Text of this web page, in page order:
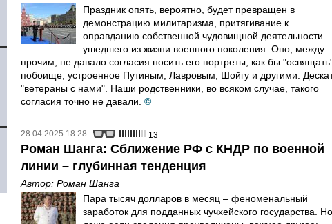
Праздник опять, вероятно, будет превращен в
демонстрацию милитаризма, притягивание к
оправданию собственной чудовищной деятельности
ушедшего из жизни военного поколения. Оно, между
прочим, не давало согласия носить его портреты, как бы
побоище, устроенное Путиным, Лавровым, Шойгу и другими.
"ветераны с нами". Наши родственники, во всяком случае, такого
согласия точно не давали. ©
28.04.2025 18:28 13
Роман Шанга: Сближение РФ с КНДР по военной
линии – глубинная тенденция
Автор: Роман Шанга
Пара тысяч долларов в месяц – феноменальный
заработок для подданных чучхейского государства. Но